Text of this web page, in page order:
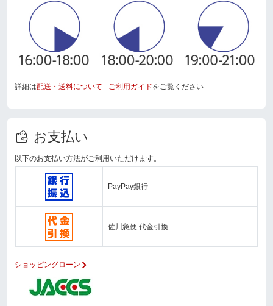
詳細は配送・送料について - ご利用ガイドをご覧ください
お支払い
以下のお支払い方法がご利用いただけます。
PayPay銀行
佐川急便 代金引換
ショッピングローン